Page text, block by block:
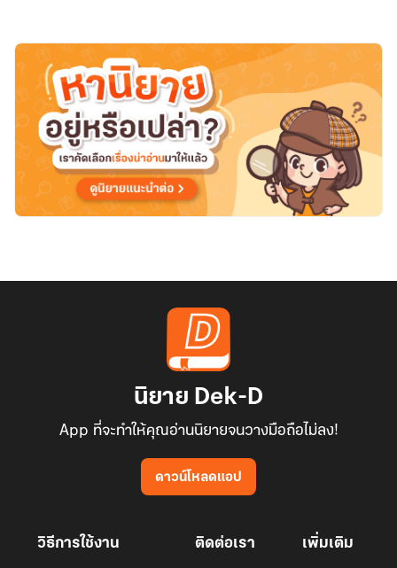
นิยาย Dek-D
App ที่จะทำให้คุณอ่านนิยายจนวางมือถือไม่ลง!
ดาวน์โหลดแอป
วิธีการใช้งาน ติดต่อเรา เพิ่มเติม